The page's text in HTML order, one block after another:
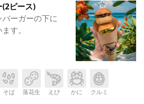
ピース)
ーガーの下に
す。
そば 落花生 えび かに クルミ